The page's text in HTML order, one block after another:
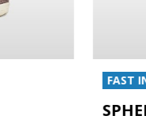
FAST